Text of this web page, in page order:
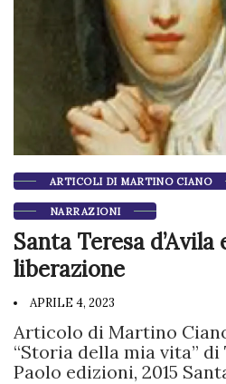
ARTICOLI DI MARTINO CIANO
NARRAZIONI
Santa Teresa
liberazione
APRILE 4, 2023
Articolo di Martino
“Storia della mia vita” di
Paolo edizioni, 2015